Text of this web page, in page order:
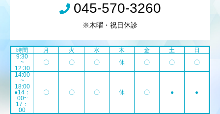
045-570-3260
※木曜・祝日休診
時間 月 火 水 木 金 土
日
9:30
~
12:30
〇 〇 〇 休 〇 〇
〇
14:00
~
18:00
●14：
00~
17：
00
〇 〇 〇 休 〇 ● ●